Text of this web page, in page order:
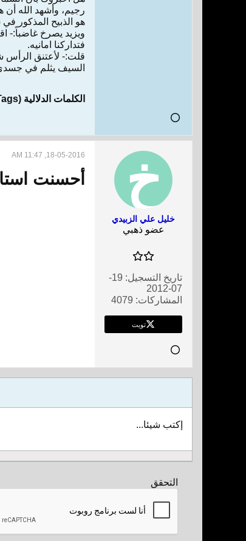
رجيم، وأشهد الله أن
هو الذبيح المذكور
ويزيد يصرخ غاضباً:-
فتداركنا امانيه.
قلت:- لأعتنق الرأس
السيف يثلم في
الكلمات الدلالية (Tags):
خليل علي الزبيدي
عضو ذهبي
تاريخ التسجيل:
19-
07-2012
المشاركات: 4079
تويت
18-05-2016, 11:47 AM
أحسنت
إكتب شيئا...
التحقق